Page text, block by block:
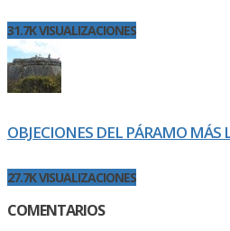
31.7K VISUALIZACIONES
OBJECIONES DEL PÁRAMO
27.7K VISUALIZACIONES
COMENTARIOS